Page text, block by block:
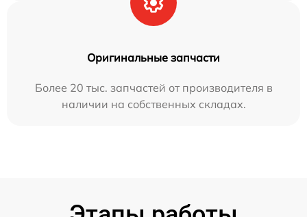
Оригинальные запчасти
Более 20 тыс. запчастей от производителя в
наличии на собственных складах.